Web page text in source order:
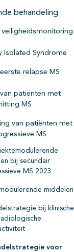
behandeling
veiligheidsmonitoring
Isolated Syndrome
relapse MS
patiënten met
MS
van patiënten met
MS
bij secundair
MS 2023
middelen
bij klinische
voor